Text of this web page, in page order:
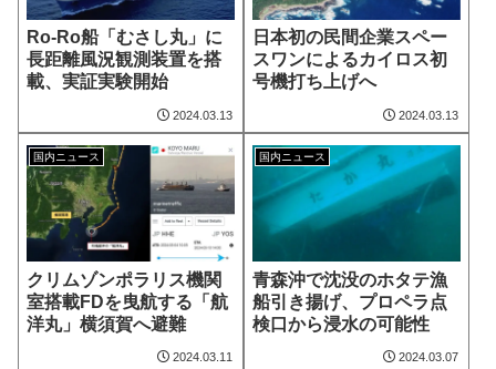
Ro-Ro船「むさし丸」に
長距離風況観測装置を搭
載、実証実験開始
2024.03.13
日本初の民間企業スペー
スワンによるカイロス初
号機打ち上げへ
2024.03.13
国内ニュース
クリムゾンポラリス機関
室搭載FDを曳航する「航
洋丸」横須賀へ避難
2024.03.11
国内ニュース
青森沖で沈没のホタテ漁
船引き揚げ、プロペラ点
検口から浸水の可能性
2024.03.07